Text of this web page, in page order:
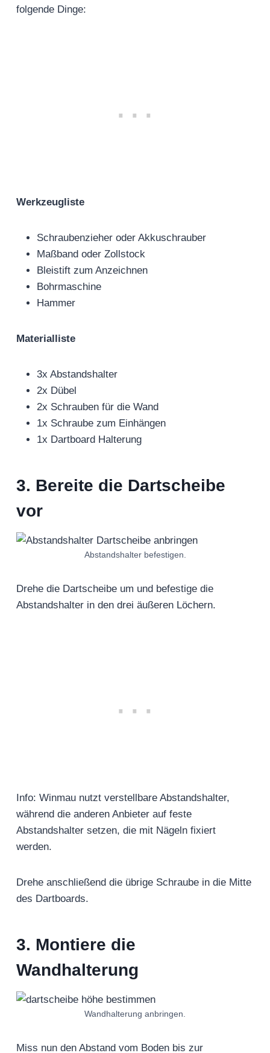
folgende Dinge:
Werkzeugliste
Schraubenzieher oder Akkuschrauber
Maßband oder Zollstock
Bleistift zum Anzeichnen
Bohrmaschine
Hammer
Materialliste
3x Abstandshalter
2x Dübel
2x Schrauben für die Wand
1x Schraube zum Einhängen
1x Dartboard Halterung
3. Bereite die Dartscheibe
vor
Abstandshalter befestigen.
Drehe die Dartscheibe um und befestige die
Abstandshalter in den drei äußeren Löchern.
Info: Winmau nutzt verstellbare Abstandshalter,
während die anderen Anbieter auf feste
Abstandshalter setzen, die mit Nägeln fixiert
werden.
Drehe anschließend die übrige Schraube in die Mitte
des Dartboards.
3. Montiere die
Wandhalterung
Wandhalterung anbringen.
Miss nun den Abstand vom Boden bis zur